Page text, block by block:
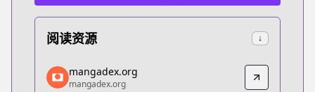
阅读资源 ↓
mangadex.org
mangadex.org
mangadex.org
mangadex.org